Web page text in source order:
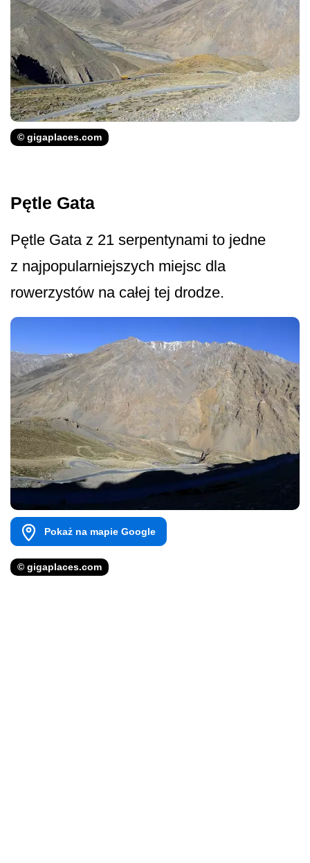
© gigaplaces.com
Pętle Gata
Pętle Gata z 21 serpentynami to jedne
z najpopularni­ejszych miejsc dla
rowerzystów na całej tej drodze.
Pokaż na mapie Google
© gigaplaces.com